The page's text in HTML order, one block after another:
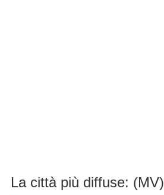
La città più diffuse: (MV)